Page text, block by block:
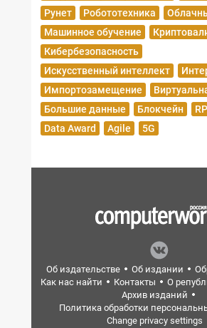
Рунет
Робототехника
Машинное обучение
Кибербезопасность
Искусственный интеллект
Импортозамещение
Большие данные
Блокчейн
Data Award
Agile 5G
Об издательстве Об издании
Как нас найти
Контакты О
Архив изданий
Политика обработки
Change privacy settings